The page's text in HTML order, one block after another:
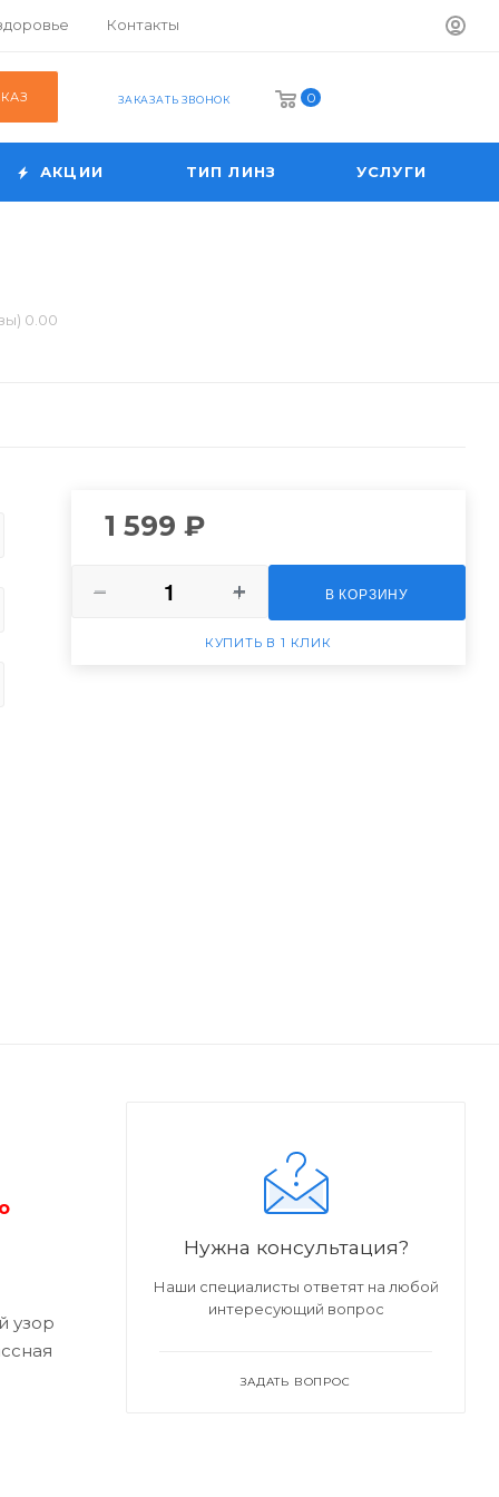
Контакты
ЗАКАЗАТЬ ЗВОНОК 0
АКЦИИ ТИП ЛИНЗ УСЛУГИ
0.00
1 599 ₽
В КОРЗИНУ
КУПИТЬ В 1 КЛИК
узор
Нужна консультация?
Наши специалисты ответят на любой
интересующий вопрос
ЗАДАТЬ ВОПРОС